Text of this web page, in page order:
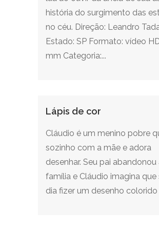
história do surgimento das
no céu. Direção: Leandro
Estado: SP Formato: vídeo
mm Categoria:...
Lápis de cor
Cláudio é um menino pobre
sozinho com a mãe e adora
desenhar. Seu pai abandonou
família e Cláudio imagina que
dia fizer um desenho colorido